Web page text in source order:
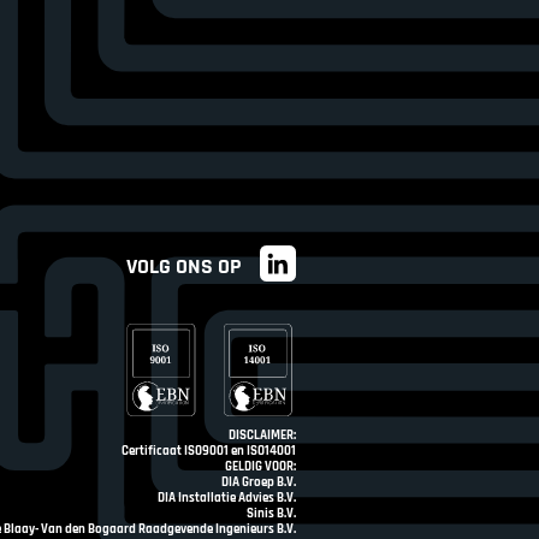
VOLG ONS OP
DISCLAIMER:
Certificaat ISO9001 en ISO14001
GELDIG VOOR:
DIA Groep B.V.
DIA Installatie Advies B.V.
Sinis B.V.
Blaay- Van den Bogaard Raadgevende Ingenieurs B.V.